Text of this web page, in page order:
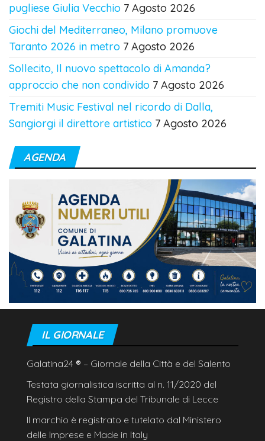
pugliese Giulia Vecchio 7 Agosto 2026
Giochi del Mediterraneo, Milano promuove
Taranto 2026 in metro 7 Agosto 2026
Sollecito, Il nuovo spettacolo di Amanda?
approccio che non condivido 7 Agosto 2026
Tremiti Music Festival nel ricordo di Dalla,
Sangiorgi il direttore artistico 7 Agosto 2026
AGENDA
IL GIORNALE
Galatina24 ® – Giornale della Città e del Salento
Testata giornalistica iscritta al n. 11/2020 del
Registro della Stampa del Tribunale di Lecce
Il marchio è registrato e tutelato dal Ministero
delle Imprese e Made in Italy